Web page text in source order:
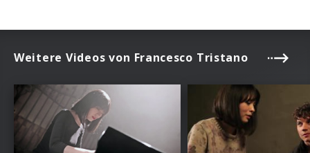
Weitere Videos von Francesco Tristano